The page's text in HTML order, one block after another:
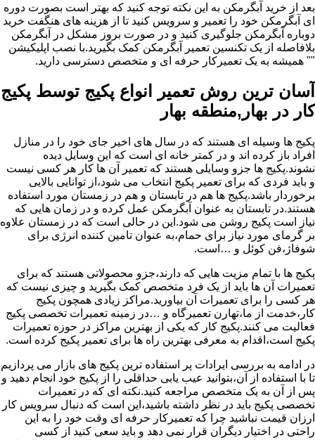
بعد از خرید آبگرمکن به این نکته توجه کنید که بهتر است بصورت دوره
ای آبگرمکن خود را تعمیر و سرویس کنید تا از هزینه های هنگفت خرید
دوباره آبگرمکن جلوگیری کنید و در صورت بروز مشکل در آبگرمکن
بلافاصله از یک تکنسین تعمیر آبگرمکن کمک بگیرید.با نصب اپلیکیشن
"" همیشه به یک تعمیرکار حرفه ای و متخصص دسترسی دارید.
آسان ترین روش تعمیر انواع پکیج توسط پکیج
کار در بهار,منطقه بهار
پکیج ها وسیله ای هستند که در سال های اخیر جای خود را در منازل
افراد باز کرده اند و در کمتر خانه ای است که این وسایل دیده
نشوند.پکیج ها جزو وسایلی هستند که تعمیر آن ها کار هر کسی نیست
و باید فردی که برای تعمیر پکیج انتخاب می شود،از توانایی بالایی
برخوردار باشد.پکیج ها هم در تابستان و هم در زمستان مورد استفاده
هستند.در تابستان به عنوان آبگرمکن عمل کرده و در زمان هایی که
نیاز است پکیج روشن می شود.این در حالی است که در زمستان علاوه
بر گرمای مورد نیاز برای حمام،به عنوان تامین کننده انرژی برای
شوفاژ،فن کوئل و …است.
پکیج ها با تمام مزیت هایی که دارند،جزو محصولاتی هستند که برای
تعمیرات آن ها باید از یک فرد متخصص کمک بگیرید و چیزی نیست که
هر کسی را برای تعمیرات آن بیاورید.مراکز زیادی همچون پکیج
کار،خدمت از ما،تهارن تعمیرگاه و …در زمینه تعمیرات تخصصی پکیج
فعالیت می کنند.پکیج کار که یکی از بهترین مراکز در حوزه تعمیرات
پکیج است،اقدام به معرفی بهترین راه ها برای تعمیر پکیج کرده است.
در ادامه به بررسی ایرادات پر استفاده ترین پکیج های بازار می پردازیم
تا با استفاده از آن،بتوانید عیب یابی حداقلی را از پکیج خود انجام دهید و
پس از آن به یک متخصص مراجعه کنید.نکته ای که در تعمیرات
تخصصی پکیج باید در نظر داشته باشید،این است که دنبال سرویس کار
ارزان قیمت نباشید چرا که تعمیرکار حرفه ای وقت خود را به این
راحتی در اختیار دیگران قرار نمی دهد و باید سعی کنید از کسی